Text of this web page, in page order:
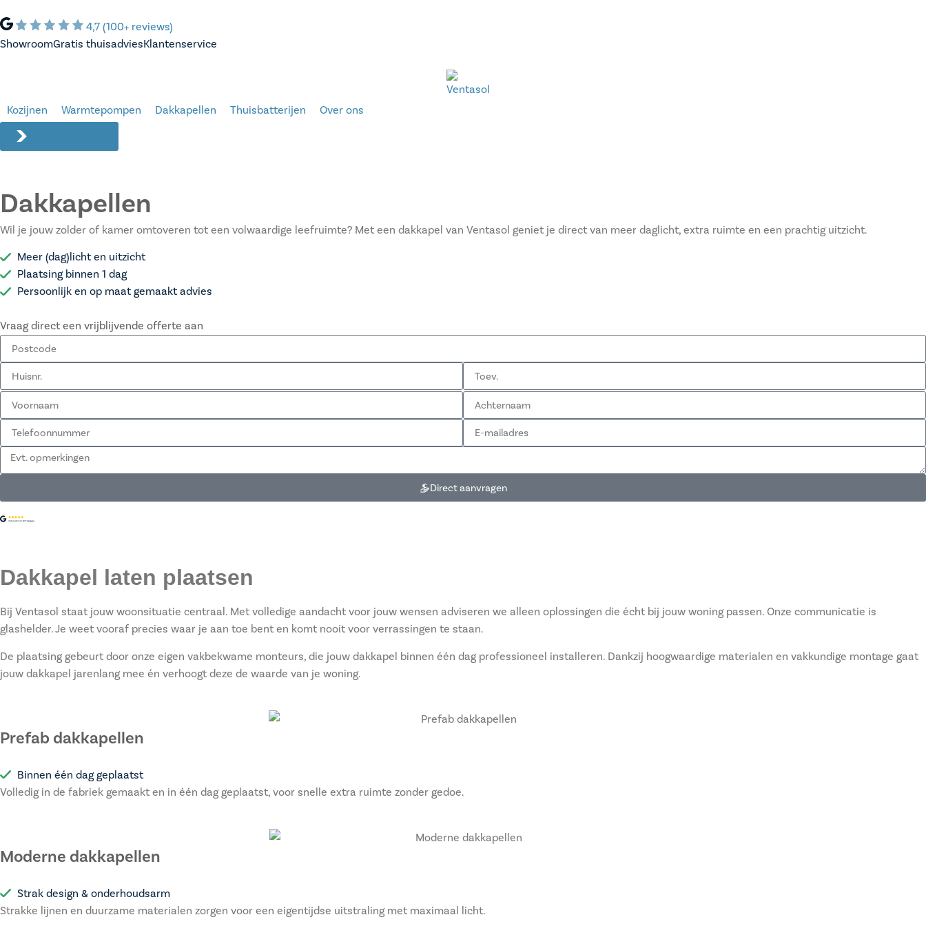
4,7 (100+ reviews)
ShowroomGratis thuisadviesKlantenservice
Kozijnen Warmtepompen Dakkapellen Thuisbatterijen Over ons
Dakkapellen
Wil je jouw zolder of kamer omtoveren tot een volwaardige leefruimte? Met een dakkapel van Ventasol geniet je direct van meer daglicht, extra ruimte en een prachtig uitzicht.
Meer (dag)licht en uitzicht
Plaatsing binnen 1 dag
Persoonlijk en op maat gemaakt advies
Vraag direct een vrijblijvende offerte aan
Direct aanvragen
Dakkapel laten plaatsen
Bij Ventasol staat jouw woonsituatie centraal. Met volledige aandacht voor jouw wensen adviseren we alleen oplossingen die écht bij jouw woning passen. Onze communicatie is
glashelder. Je weet vooraf precies waar je aan toe bent en komt nooit voor verrassingen te staan.
De plaatsing gebeurt door onze eigen vakbekwame monteurs, die jouw dakkapel binnen één dag professioneel installeren. Dankzij hoogwaardige materialen en vakkundige montage gaat
jouw dakkapel jarenlang mee én verhoogt deze de waarde van je woning.
Prefab dakkapellen
Binnen één dag geplaatst
Volledig in de fabriek gemaakt en in één dag geplaatst, voor snelle extra ruimte zonder gedoe.
Moderne dakkapellen
Strak design & onderhoudsarm
Strakke lijnen en duurzame materialen zorgen voor een eigentijdse uitstraling met maximaal licht.